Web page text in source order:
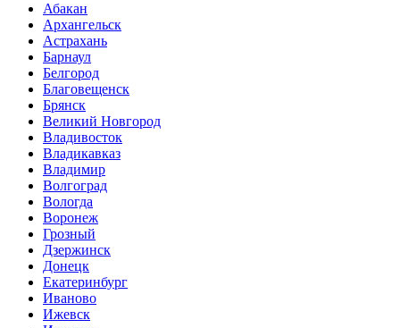
Абакан
Архангельск
Астрахань
Барнаул
Белгород
Благовещенск
Брянск
Великий Новгород
Владивосток
Владикавказ
Владимир
Волгоград
Вологда
Воронеж
Грозный
Дзержинск
Донецк
Екатеринбург
Иваново
Ижевск